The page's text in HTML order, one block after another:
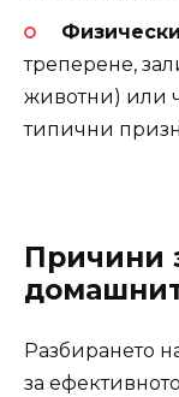
треперене,
животни) или
типични
Причини
Разбирането
за